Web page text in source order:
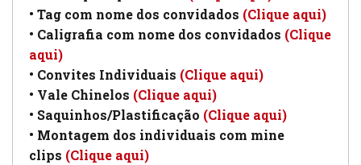
• Tag com nome dos convidados (Clique aqui)
• Caligrafia com nome dos convidados (Clique
aqui)
• Convites Individuais (Clique aqui)
• Vale Chinelos (Clique aqui)
• Saquinhos/Plastificação (Clique aqui)
• Montagem dos individuais com mine
clips (Clique aqui)